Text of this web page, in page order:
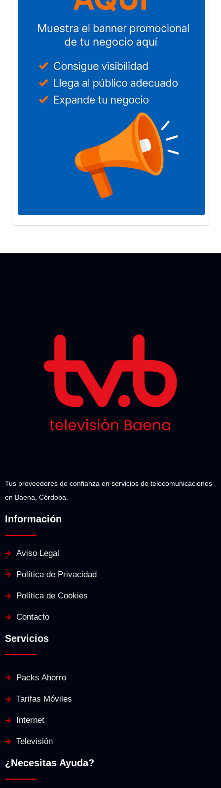
Tus proveedores de confianza en servicios de telecomunicaciones
en Baena, Córdoba.
Información
Aviso Legal
Política de Privacidad
Política de Cookies
Contacto
Servicios
Packs Ahorro
Tarifas Móviles
Internet
Televisión
¿Necesitas Ayuda?